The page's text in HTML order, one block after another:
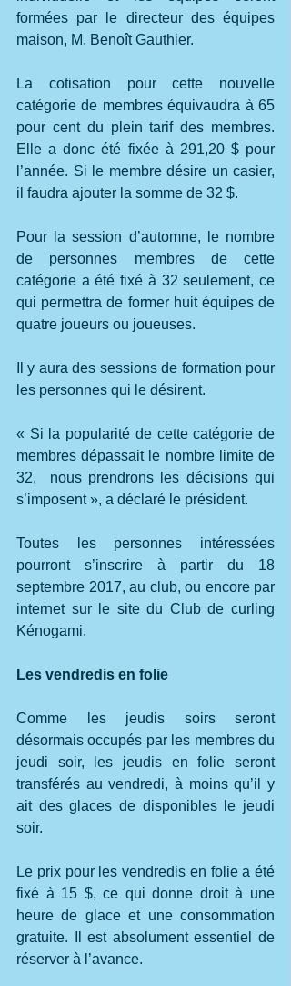
formées par le directeur des équipes
maison, M. Benoît Gauthier.
La cotisation pour cette nouvelle
catégorie de membres équivaudra à 65
pour cent du plein tarif des membres.
Elle a donc été fixée à 291,20 $ pour
l’année. Si le membre désire un casier,
il faudra ajouter la somme de 32 $.
Pour la session d’automne, le nombre
de personnes membres de cette
catégorie a été fixé à 32 seulement, ce
qui permettra de former huit équipes de
quatre joueurs ou joueuses.
Il y aura des sessions de formation pour
les personnes qui le désirent.
« Si la popularité de cette catégorie de
membres dépassait le nombre limite de
32,  nous prendrons les décisions qui
s’imposent », a déclaré le président.
Toutes les personnes intéressées
pourront s’inscrire à partir du 18
septembre 2017, au club, ou encore par
internet sur le site du Club de curling
Kénogami.
Les vendredis en folie
Comme les jeudis soirs seront
désormais occupés par les membres du
jeudi soir, les jeudis en folie seront
transférés au vendredi, à moins qu’il y
ait des glaces de disponibles le jeudi
soir.
Le prix pour les vendredis en folie a été
fixé à 15 $, ce qui donne droit à une
heure de glace et une consommation
gratuite. Il est absolument essentiel de
réserver à l’avance.